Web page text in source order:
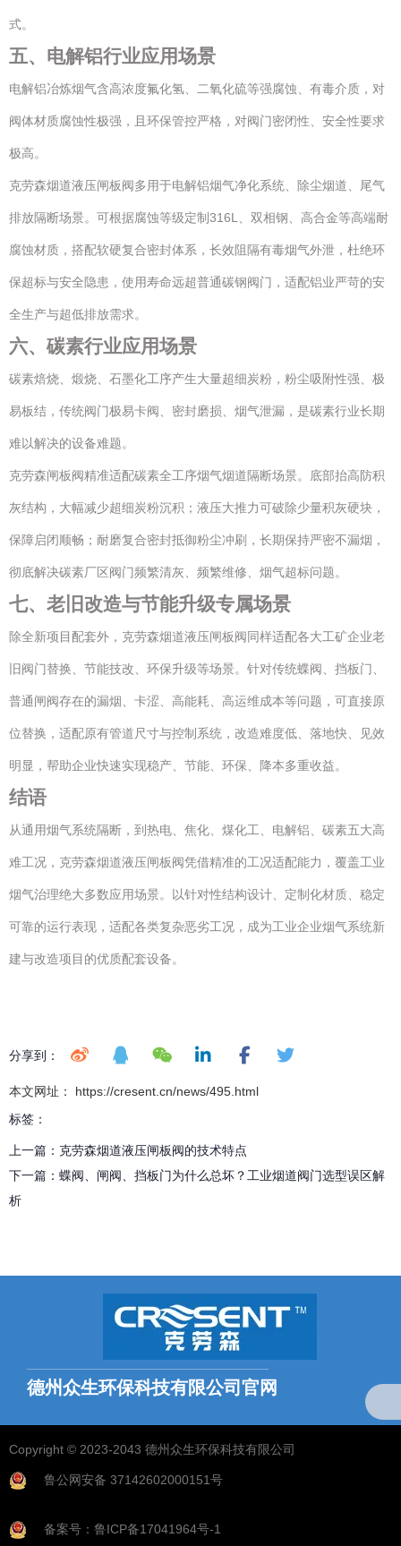
式。
五、电解铝行业应用场景
电解铝冶炼烟气含高浓度氟化氢、二氧化硫等强腐蚀、有毒介质，对
阀体材质腐蚀性极强，且环保管控严格，对阀门密闭性、安全性要求
极高。
克劳森烟道液压闸板阀多用于电解铝烟气净化系统、除尘烟道、尾气
排放隔断场景。可根据腐蚀等级定制316L、双相钢、高合金等高端耐
腐蚀材质，搭配软硬复合密封体系，长效阻隔有毒烟气外泄，杜绝环
保超标与安全隐患，使用寿命远超普通碳钢阀门，适配铝业严苛的安
全生产与超低排放需求。
六、碳素行业应用场景
碳素焙烧、煅烧、石墨化工序产生大量超细炭粉，粉尘吸附性强、极
易板结，传统阀门极易卡阀、密封磨损、烟气泄漏，是碳素行业长期
难以解决的设备难题。
克劳森闸板阀精准适配碳素全工序烟气烟道隔断场景。底部抬高防积
灰结构，大幅减少超细炭粉沉积；液压大推力可破除少量积灰硬块，
保障启闭顺畅；耐磨复合密封抵御粉尘冲刷，长期保持严密不漏烟，
彻底解决碳素厂区阀门频繁清灰、频繁维修、烟气超标问题。
七、老旧改造与节能升级专属场景
除全新项目配套外，克劳森烟道液压闸板阀同样适配各大工矿企业老
旧阀门替换、节能技改、环保升级等场景。针对传统蝶阀、挡板门、
普通闸阀存在的漏烟、卡涩、高能耗、高运维成本等问题，可直接原
位替换，适配原有管道尺寸与控制系统，改造难度低、落地快、见效
明显，帮助企业快速实现稳产、节能、环保、降本多重收益。
结语
从通用烟气系统隔断，到热电、焦化、煤化工、电解铝、碳素五大高
难工况，克劳森烟道液压闸板阀凭借精准的工况适配能力，覆盖工业
烟气治理绝大多数应用场景。以针对性结构设计、定制化材质、稳定
可靠的运行表现，适配各类复杂恶劣工况，成为工业企业烟气系统新
建与改造项目的优质配套设备。
分享到：
本文网址： https://cresent.cn/news/495.html
标签：
上一篇： 克劳森烟道液压闸板阀的技术特点
下一篇： 蝶阀、闸阀、挡板门为什么总坏？工业烟道阀门选型误区解
析
相关文章
找不到任何内容
德州众生环保科技有限公司官网
18769703768（微信同号）
Copyright © 2023-2043 德州众生环保科技有限公司
鲁公网安备 37142602000151号
备案号：鲁ICP备17041964号-1